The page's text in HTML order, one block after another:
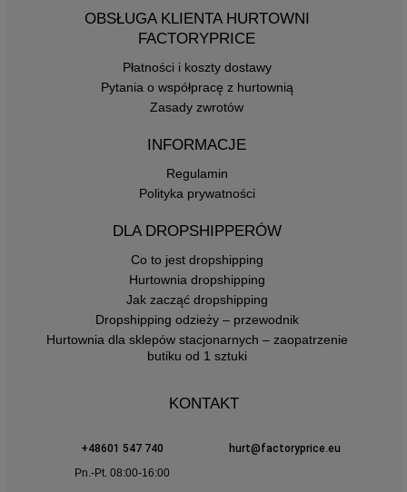
OBSŁUGA KLIENTA HURTOWNI
FACTORYPRICE
Płatności i koszty dostawy
Pytania o współpracę z hurtownią
Zasady zwrotów
INFORMACJE
Regulamin
Polityka prywatności
DLA DROPSHIPPERÓW
Co to jest dropshipping
Hurtownia dropshipping
Jak zacząć dropshipping
Dropshipping odzieży – przewodnik
Hurtownia dla sklepów stacjonarnych – zaopatrzenie
butiku od 1 sztuki
KONTAKT
+48601 547 740
hurt@factoryprice.eu
Pn.-Pt. 08:00-16:00